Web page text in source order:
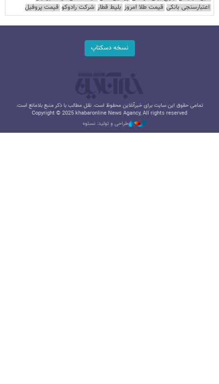
اعتبارسنجی بانکی قیمت طلا امروز بلیط قطار شرکت رادوکو قیمت پروفیل
نسخه دسکتاپ
تمامی حقوق این سایت برای خبرآنلاین محفوظ است. نقل مطالب با ذکر منبع بلامانع است.
Copyright © 2025 khabaronline News Agancy, All rights reserved
طراحی و تولید: نستوه